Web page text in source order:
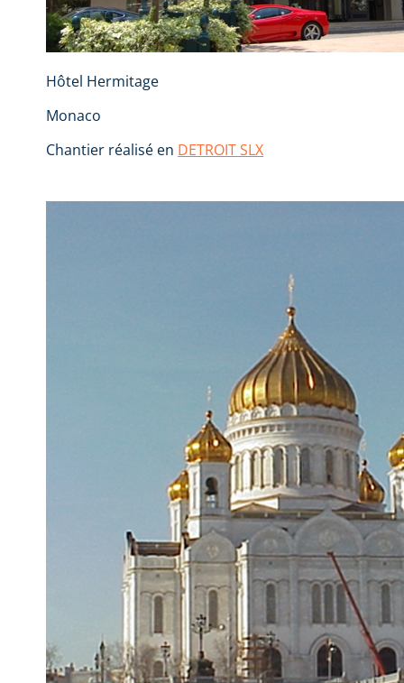
Hôtel Hermitage
Monaco
Chantier réalisé en DETROIT SLX